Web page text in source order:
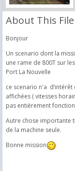
About This File
Bonjour
Un scenario dont la
une rame de 800T sur
Port La Nouvelle
ce scenario n'a
affichées ( vitesses
pas entièrement
Autre chose importante
de la machine seule.
Bonne mission